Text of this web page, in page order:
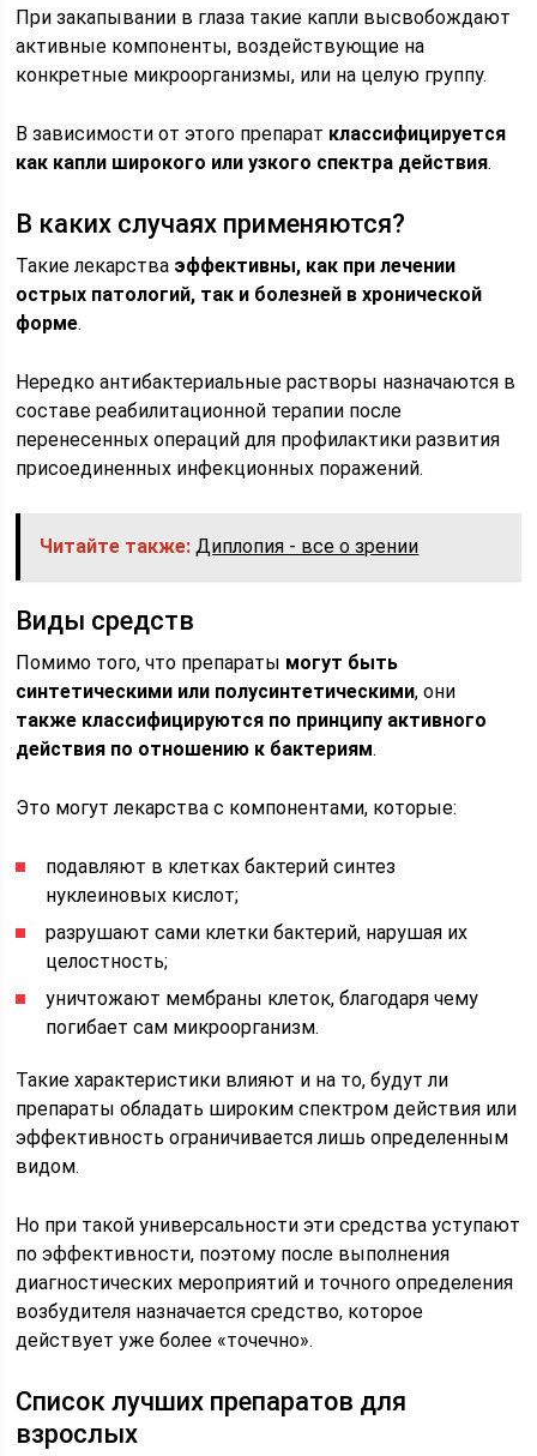
При закапывании в глаза такие капли высвобождают
активные компоненты, воздействующие на
конкретные микроорганизмы, или на целую группу.
В зависимости от этого препарат классифицируется
как капли широкого или узкого спектра действия.
В каких случаях применяются?
Такие лекарства эффективны, как при лечении
острых патологий, так и болезней в хронической
форме.
Нередко антибактериальные растворы назначаются в
составе реабилитационной терапии после
перенесенных операций для профилактики развития
присоединенных инфекционных поражений.
Читайте также: Диплопия - все о зрении
Виды средств
Помимо того, что препараты могут быть
синтетическими или полусинтетическими, они
также классифицируются по принципу активного
действия по отношению к бактериям.
Это могут лекарства с компонентами, которые:
подавляют в клетках бактерий синтез
нуклеиновых кислот;
разрушают сами клетки бактерий, нарушая их
целостность;
уничтожают мембраны клеток, благодаря чему
погибает сам микроорганизм.
Такие характеристики влияют и на то, будут ли
препараты обладать широким спектром действия или
эффективность ограничивается лишь определенным
видом.
Но при такой универсальности эти средства уступают
по эффективности, поэтому после выполнения
диагностических мероприятий и точного определения
возбудителя назначается средство, которое
действует уже более «точечно».
Список лучших препаратов для
взрослых